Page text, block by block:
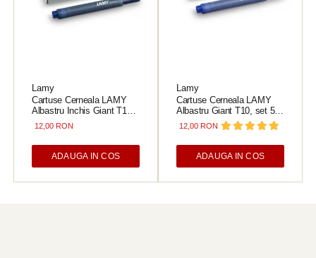
Lamy
Cartuse Cerneala LAMY
Albastru Inchis Giant T10,
set 5 buc
12,00 RON
ADAUGA IN COS
Lamy
Cartuse Cerneala LAMY
Albastru Giant T10, set 5
buc
12,00 RON
ADAUGA IN COS